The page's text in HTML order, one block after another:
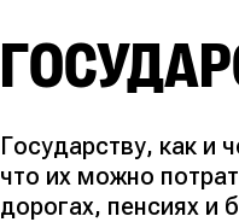
Государству, как и
что их можно
дорогах, пенсиях и